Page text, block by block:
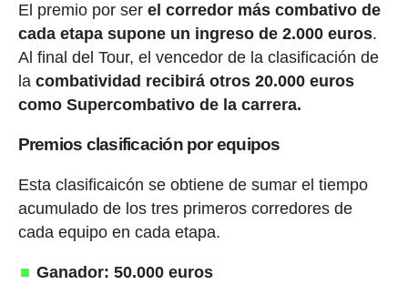
El premio por ser el corredor más combativo de
cada etapa supone un ingreso de 2.000 euros.
Al final del Tour, el vencedor de la clasificación de
lacombatividad recibirá otros 20.000 euros
como Supercombativo de la carrera.
Premios clasificación por equipos
Esta clasificaicón se obtiene de sumar el tiempo
acumulado de los tres primeros corredores de
cada equipo en cada etapa.
Ganador: 50.000 euros